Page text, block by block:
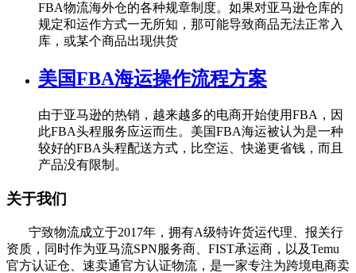
FBA物流海外仓的各种规章制度。如果对亚马逊仓库的
规定和运作方式一无所知，那可能导致商品无法正常入
库，或某个商品出现供货
美国FBA海运操作流程方案
由于亚马逊的热销，越来越多的电商开始使用FBA，因
此FBA头程服务应运而生。美国FBA海运被认为是一种
较好的FBA头程配送方式，比空运、快递更省钱，而且
产品没有限制。
关于我们
宁致物流成立于2017年，拥有A级特许货运代理、报关行
资质，同时作为亚马流SPN服务商、FIST承运商，以及Temu
官方认证仓、速卖通官方认证物流，是一家专注为跨境电商卖